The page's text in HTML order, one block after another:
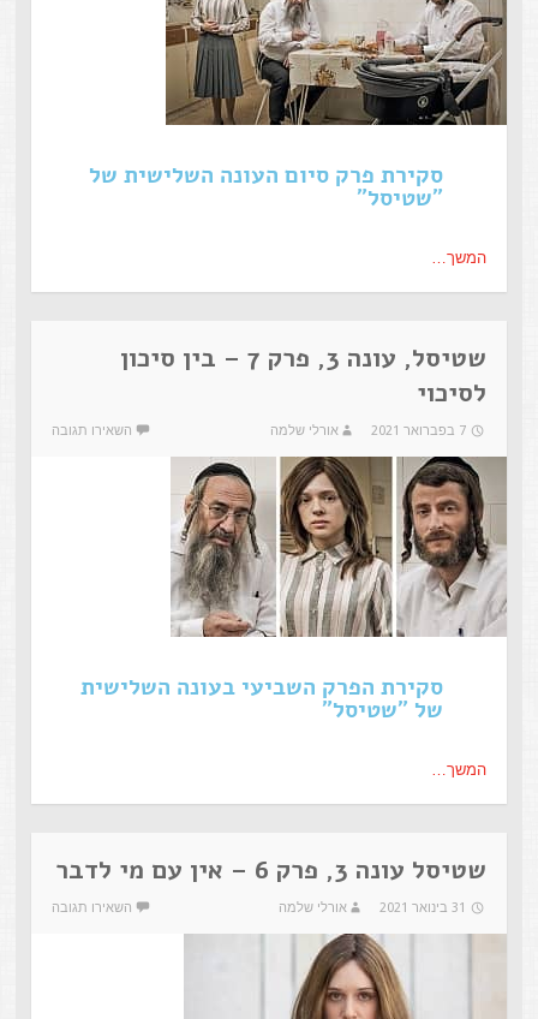
סקירת פרק סיום העונה השלישית של
"שטיסל"
המשך…
שטיסל, עונה 3, פרק 7 – בין סיכון
לסיכוי
7 בפברואר 2021 אורלי שלמה השאירו תגובה
סקירת הפרק השביעי בעונה השלישית
של "שטיסל"
המשך…
שטיסל עונה 3, פרק 6 – אין עם מי לדבר
31 בינואר 2021 אורלי שלמה השאירו תגובה